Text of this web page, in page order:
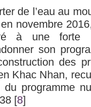
de l’eau au
novembre
à une forte
son
des
Khac Nhan,
du programme
[8]